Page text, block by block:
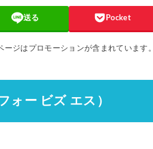
送る Pocket
ージはプロモーションが含まれています。
ォー ビズ エス）